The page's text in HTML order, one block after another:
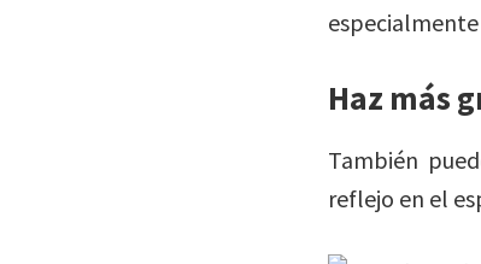
Haz más
También
reflejo en el